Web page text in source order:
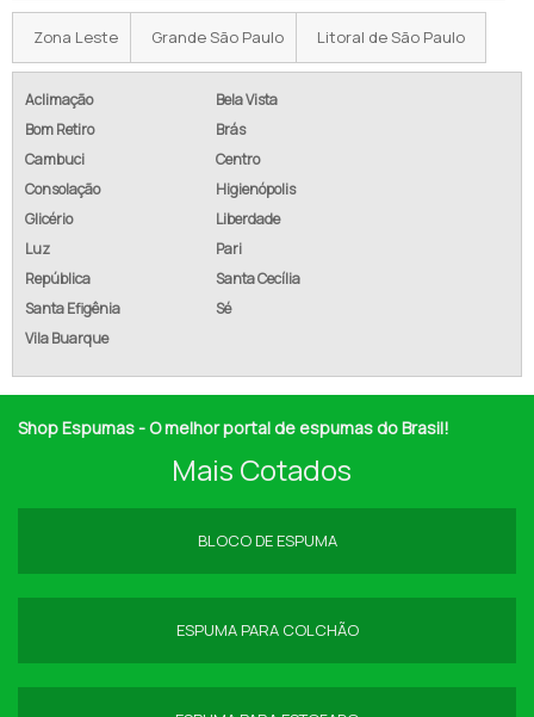
Zona Leste Grande São Paulo Litoral de São Paulo
Aclimação
Bela Vista
Bom Retiro
Brás
Cambuci
Centro
Consolação
Higienópolis
Glicério
Liberdade
Luz
Pari
República
Santa Cecília
Santa Efigênia
Sé
Vila Buarque
Shop Espumas - O melhor portal de espumas do Brasil!
Mais Cotados
BLOCO DE ESPUMA
ESPUMA PARA COLCHÃO